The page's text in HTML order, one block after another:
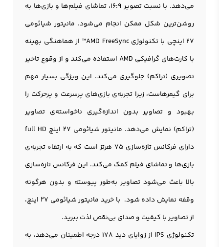
می‌دهد. با نسبت تصویر 16:9، تماشای فیلم‌ها و بازی‌ها به
روشن‌ترین شکل ممکن انجام می‌شود. مانیتور شیائومی
27 اینچی با تکنولوژی AMD FreeSync™ از هماهنگی بهینه
با کارت‌های گرافیکی AMD استفاده می‌کند و از وقوع تاخیر
تصویری (تراکم) جلوگیری می‌کند. این ویژگی بسیار مهم
برای گیمرهاست، زیرا تجربه‌ی بازی‌های پرسرعت و پرحرکت را
بهبود و تصاویر بدون اندازه‌گیری ناخواسته‌ی تصاویر
(تراکم) نمایش می‌دهد. مانیتور شیائومی 27 اینچ full HD
دارای فرکانس تازه‌سازی 75 هرتز است که به ارتقاء تجربه‌ی
بازی‌ها و تماشای فیلم‌ کمک می‌کند. این فرکانس تازه‌سازی
بالا باعث می‌شود تصاویر به‌طور پیوسته و بدون هرگونه
وقفه نمایش داده شود. با خرید مانیتور شیائومی 27 اینچ،
از تصاویر با کیفیت و صدای بی‌نقص لذت ببرید.
تکنولوژی IPS از زوایای دید 178 درجه اطمینان می‌دهد، به